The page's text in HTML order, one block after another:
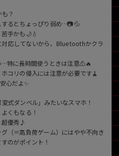
？
するとちょっぴり弱め…📷💦
手かも🌙💧
対応してないから、Bluetoothかクラ
…特に長時間使うときは注意⚠️🔥
コリの侵入には注意が必要です🧹
心だよ✨
式ダンベル」みたいなスマホ！
くもなる！
超優秀♪
（＝高負荷ゲーム）にはやや不向き
のがポイント！